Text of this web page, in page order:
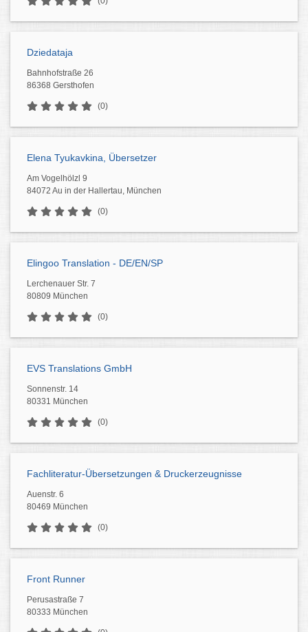
Dziedataja
Bahnhofstraße 26
86368 Gersthofen
(0)
Elena Tyukavkina, Übersetzer
Am Vogelhölzl 9
84072 Au in der Hallertau, München
(0)
Elingoo Translation - DE/EN/SP
Lerchenauer Str. 7
80809 München
(0)
EVS Translations GmbH
Sonnenstr. 14
80331 München
(0)
Fachliteratur-Übersetzungen & Druckerzeugnisse
Auenstr. 6
80469 München
(0)
Front Runner
Perusastraße 7
80333 München